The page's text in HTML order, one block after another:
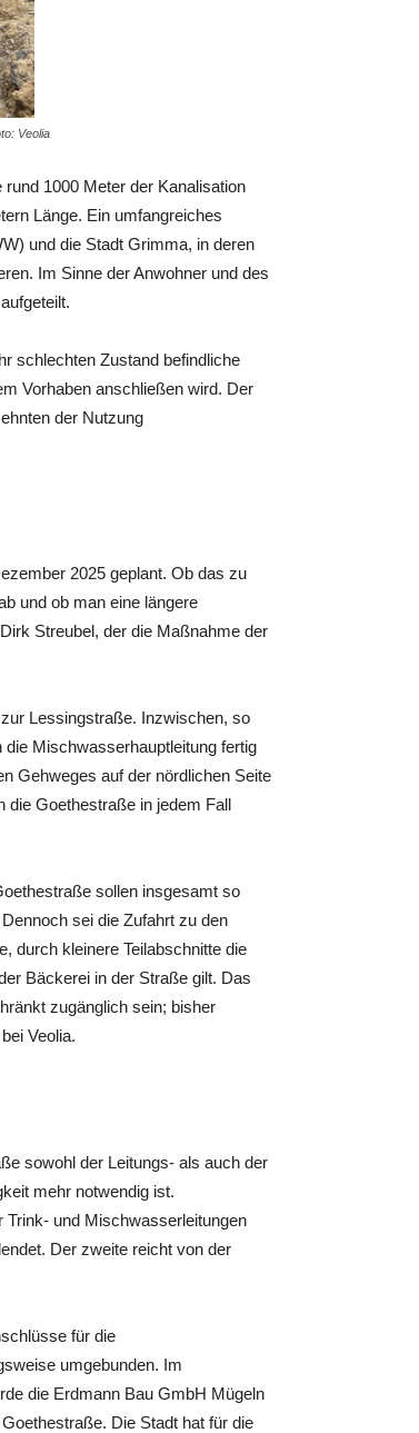
Veolia
1000 Meter der Kanalisation
Länge. Ein umfangreiches
und die Stadt Grimma, in deren
Im Sinne der Anwohner und des
schlechten Zustand befindliche
Vorhaben anschließen wird. Der
der Nutzung
2025 geplant. Ob das zu
und ob man eine längere
Streubel, der die Maßnahme der
Lessingstraße. Inzwischen, so
Mischwasserhauptleitung fertig
Gehweges auf der nördlichen Seite
die Goethestraße in jedem Fall
sollen insgesamt so
sei die Zufahrt zu den
durch kleinere Teilabschnitte die
Bäckerei in der Straße gilt. Das
zugänglich sein; bisher
Veolia.
sowohl der Leitungs- als auch der
mehr notwendig ist.
Trink- und Mischwasserleitungen
Der zweite reicht von der
für die
umgebunden. Im
die Erdmann Bau GmbH Mügeln
Die Stadt hat für die